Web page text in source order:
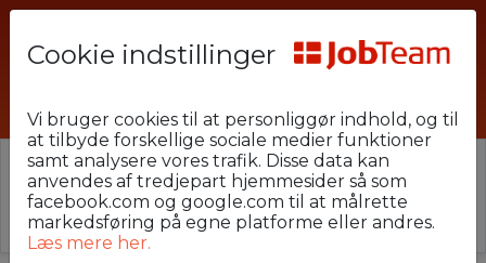
⚠️ Denne jobannonce er udløbet.
Stillingen er ikke længere aktiv, men du kan
lignende annoncer her.
Cookie indstillinger
Vi bruger cookies til at personliggør indhold, og til
at tilbyde forskellige sociale medier funktioner
samt analysere vores trafik. Disse data kan
anvendes af tredjepart hjemmesider så som
facebook.com og google.com til at målrette
markedsføring på egne platforme eller andres.
Læs mere her.